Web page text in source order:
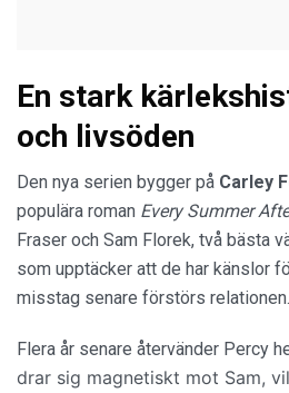
En stark
och livsöden
Den nya serien bygger på Carley
populära roman Every Summer
Fraser och Sam Florek, två bästa
som upptäcker att de har känslor
misstag senare förstörs relationen.
Flera år senare återvänder Percy
drar sig magnetiskt mot Sam,